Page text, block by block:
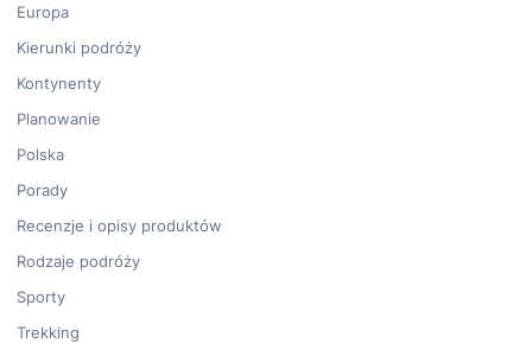
Europa
Kierunki podróży
Kontynenty
Planowanie
Polska
Porady
Recenzje i opisy produktów
Rodzaje podróży
Sporty
Trekking